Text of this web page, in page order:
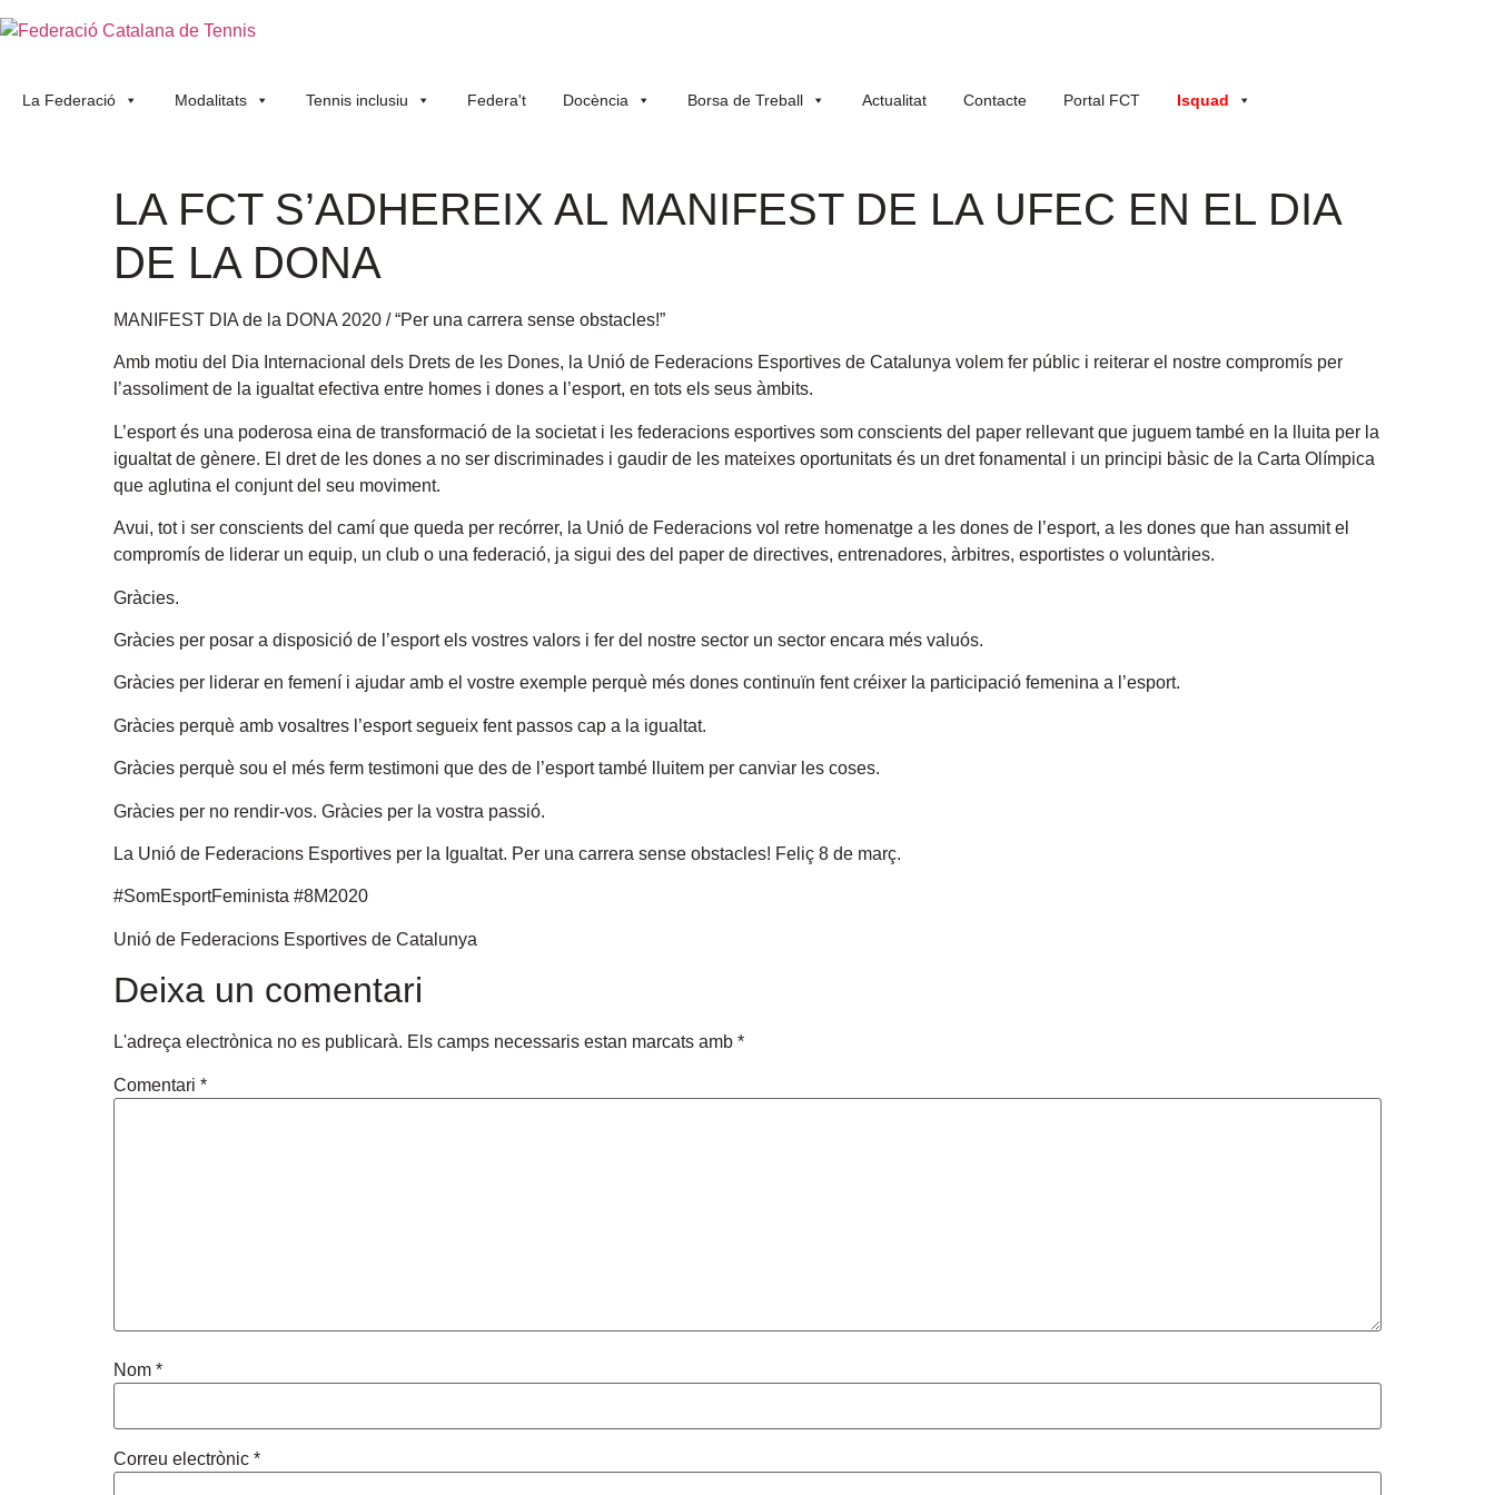
La Federació Modalitats Tennis inclusiu Federa't Docència Borsa de Treball Actualitat Contacte Portal FCT Isquad
LA FCT S’ADHEREIX AL MANIFEST DE LA UFEC EN EL DIA
DE LA DONA
MANIFEST DIA de la DONA 2020 / “Per una carrera sense obstacles!”
Amb motiu del Dia Internacional dels Drets de les Dones, la Unió de Federacions Esportives de Catalunya volem fer públic i reiterar el nostre compromís per
l’assoliment de la igualtat efectiva entre homes i dones a l’esport, en tots els seus àmbits.
L’esport és una poderosa eina de transformació de la societat i les federacions esportives som conscients del paper rellevant que juguem també en la lluita per la
igualtat de gènere. El dret de les dones a no ser discriminades i gaudir de les mateixes oportunitats és un dret fonamental i un principi bàsic de la Carta Olímpica
que aglutina el conjunt del seu moviment.
Avui, tot i ser conscients del camí que queda per recórrer, la Unió de Federacions vol retre homenatge a les dones de l’esport, a les dones que han assumit el
compromís de liderar un equip, un club o una federació, ja sigui des del paper de directives, entrenadores, àrbitres, esportistes o voluntàries.
Gràcies.
Gràcies per posar a disposició de l’esport els vostres valors i fer del nostre sector un sector encara més valuós.
Gràcies per liderar en femení i ajudar amb el vostre exemple perquè més dones continuïn fent créixer la participació femenina a l’esport.
Gràcies perquè amb vosaltres l’esport segueix fent passos cap a la igualtat.
Gràcies perquè sou el més ferm testimoni que des de l’esport també lluitem per canviar les coses.
Gràcies per no rendir-vos. Gràcies per la vostra passió.
La Unió de Federacions Esportives per la Igualtat. Per una carrera sense obstacles! Feliç 8 de març.
#SomEsportFeminista #8M2020
Unió de Federacions Esportives de Catalunya
Deixa un comentari
L'adreça electrònica no es publicarà. Els camps necessaris estan marcats amb *
Comentari *
Nom *
Correu electrònic *